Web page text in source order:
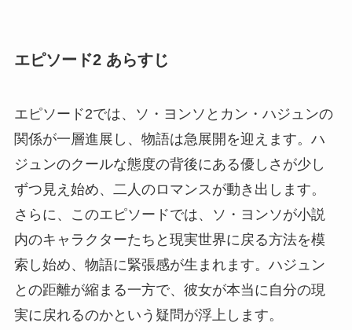
エピソード2 あらすじ
エピソード2では、ソ・ヨンソとカン・ハジュンの
関係が一層進展し、物語は急展開を迎えます。ハ
ジュンのクールな態度の背後にある優しさが少し
ずつ見え始め、二人のロマンスが動き出します。
さらに、このエピソードでは、ソ・ヨンソが小説
内のキャラクターたちと現実世界に戻る方法を模
索し始め、物語に緊張感が生まれます。ハジュン
との距離が縮まる一方で、彼女が本当に自分の現
実に戻れるのかという疑問が浮上します。